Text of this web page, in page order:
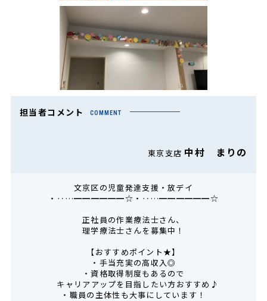
担当者コメント COMMENT
東京支店 中村 まりの
文京区の児童発達支援・放デイ
・‥…━━━━━━☆・‥…━━━━━━☆
正社員の作業療法士さん、
理学療法士さんを募集中！
【おすすめポイント★】
・手当充実の高収入◎
・資格取得制度もあるので
キャリアアップを目指したい方おすすめ♪
・職員の主体性も大事にしています！